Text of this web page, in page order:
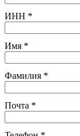
ИНН *
Имя *
Фамилия *
Почта *